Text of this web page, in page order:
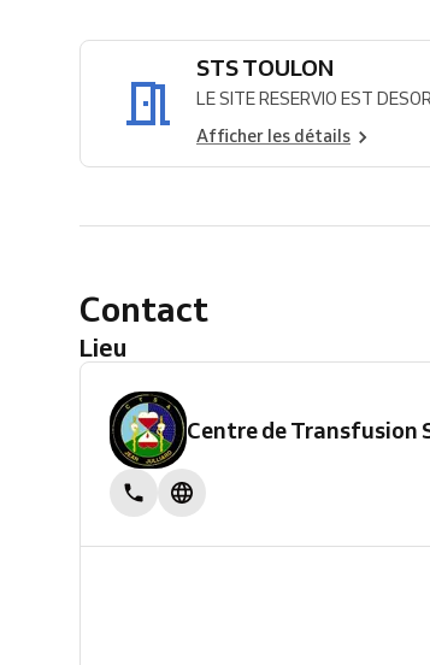
STS TOULON
LE SITE RESERVIO EST
Afficher les détails
Contact
Lieu
Centre de Transfusion